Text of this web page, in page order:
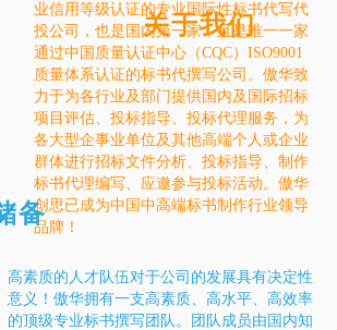
关于我们
业信用等级认证的专业国际性标书代写代
投公司，也是国内第一家，且是唯一一家
通过中国质量认证中心（CQC）ISO9001
质量体系认证的标书代撰写公司。傲华致
力于为各行业及部门提供国内及国际招标
项目评估、投标指导、投标代理服务，为
各大型企事业单位及其他高端个人或企业
群体进行招标文件分析、投标指导、制作
标书代理编写、应邀参与投标活动。傲华
创思已成为中国中高端标书制作行业领导
品牌！
备
高素质的人才队伍对于公司的发展具有决定性
意义！傲华拥有一支高素质、高水平、高效率
的顶级专业标书撰写团队。团队成员由国内知